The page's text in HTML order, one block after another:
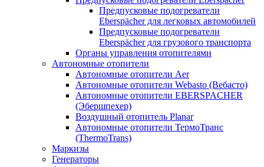
Предпусковые подогреватели
Eberspächer для легковых автомобилей
Предпусковые подогреватели
Eberspächer для грузового транспорта
Органы управления отопителями
Автономные отопители
Автономные отопители Аer
Автономные отопители Webasto (Вебасто)
Автономные отопители EBERSPACHER
(Эбершпехер)
Воздушный отопитель Planar
Автономные отопители ТермоТранс
(ThermoTrans)
Маркизы
Генераторы